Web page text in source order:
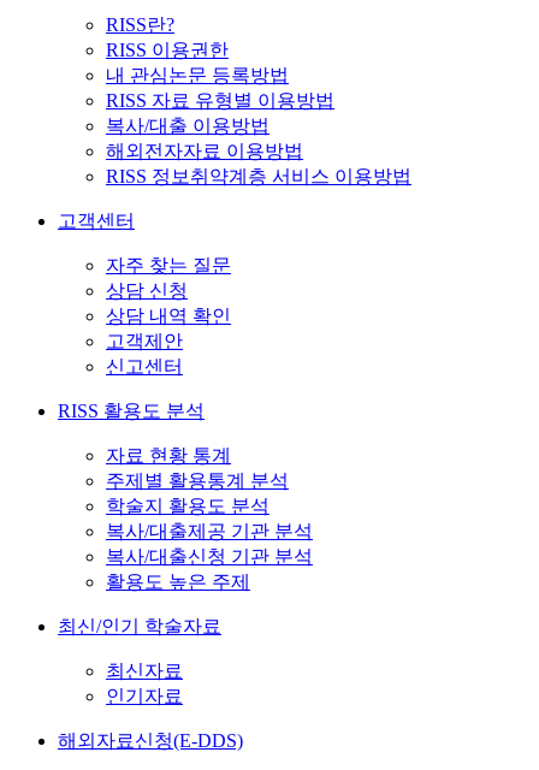
RISS란?
RISS 이용권한
내 관심논문 등록방법
RISS 자료 유형별 이용방법
복사/대출 이용방법
해외전자자료 이용방법
RISS 정보취약계층 서비스 이용방법
고객센터
자주 찾는 질문
상담 신청
상담 내역 확인
고객제안
신고센터
RISS 활용도 분석
자료 현황 통계
주제별 활용통계 분석
학술지 활용도 분석
복사/대출제공 기관 분석
복사/대출신청 기관 분석
활용도 높은 주제
최신/인기 학술자료
최신자료
인기자료
해외자료신청(E-DDS)